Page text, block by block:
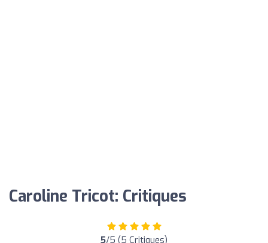
Caroline Tricot: Critiques
5/5 (5 Critiques)